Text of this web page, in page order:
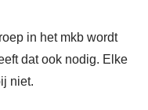
in het mkb wordt
dat ook nodig. Elke
niet.